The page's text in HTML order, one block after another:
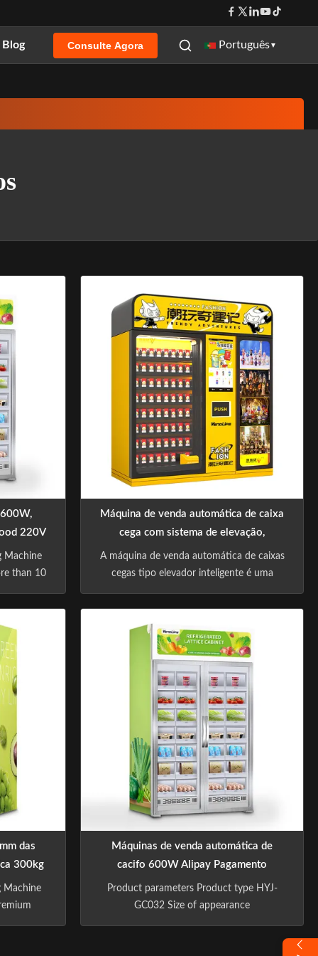
Blog Consulte Agora Português ▼
220V
Machine
than 10
cutting-
retail
"Let
focused
...
Máquina de venda automática de caixa
cega com sistema de elevação,
gabinete de exibição personalizável e
plataforma de gestão inteligente para
A máquina de venda automática de caixas
cegas tipo elevador inteligente é uma
projetada para a venda de brinquedos
colecionáveis, caixas cegas, produtos
artesanais, acessórios digitais, joias,
presentes e mercadorias da moda.
Apresentando uma grande interface com
tela sensível ao toque, elevador
automático
das
300kg
Machine
Máquinas de venda automática de
cacifo 600W Alipay Pagamento
suportado 32 Pcs Capacidade
Product parameters Product type HYJ-
GC032 Size of appearance
250KG Capacity size 8 tray Delivery mode